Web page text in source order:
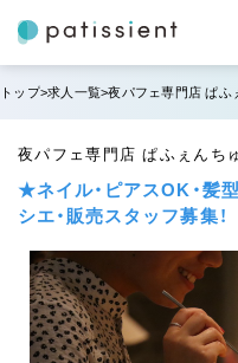
トップ 求人一覧 夜パフェ専門店 ぱふ
夜パフェ専門店 ぱふぇんち
★ネイル・ピアスOK・髪
シエ・販売スタッフ募集！